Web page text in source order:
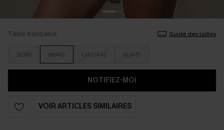
Taille française Guide des tailles
S(38) M(40) L(42/44) XL(46)
NOTIFIEZ-MOI
VOIR ARTICLES SIMILAIRES